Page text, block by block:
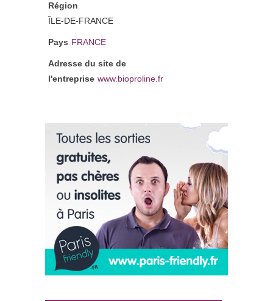
Région
ÎLE-DE-FRANCE
Pays FRANCE
Adresse du site de
l'entreprise www.bioproline.fr